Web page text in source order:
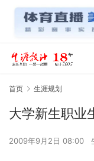
首页 生涯规划
大学新生职业
2009年9月2日 08:00